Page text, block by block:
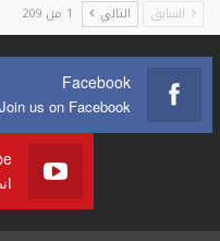
السابق التالي 1 من 209
Facebook
Join us on Facebook